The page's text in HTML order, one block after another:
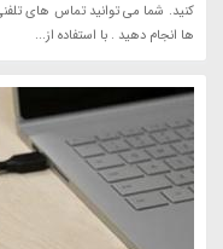
کنید. شما می توانید تماس های
ها انجام دهید . با استفاده از...